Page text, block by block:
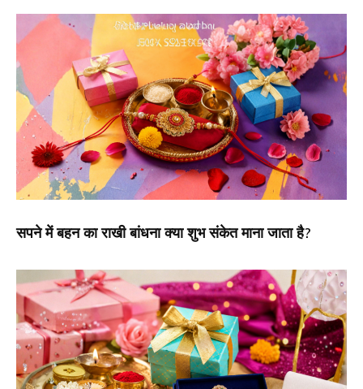
सपने में बहन का राखी बांधना क्या शुभ संकेत माना जाता है?